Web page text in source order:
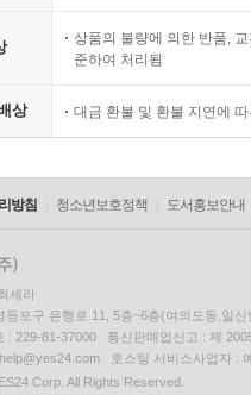
상품의 불량에 의한 반품,
준하여 처리됨
상 대금 환불 및 환불 지연에
방침 청소년보호정책 도서홍보안내
세라
등포구 은행로 11, 5층~6층(여의도동,일신
: 229-81-37000 통신판매업신고 : 제
호스팅 서비스사업자 :
Corp. All Rights Reserved.